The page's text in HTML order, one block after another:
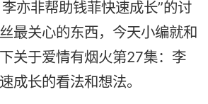
亦非帮助钱菲快速成长”的讨
最关心的东西，今天小编就和
关于爱情有烟火第27集：李
成长的看法和想法。